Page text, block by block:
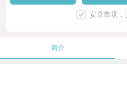
安卓市场，
简介